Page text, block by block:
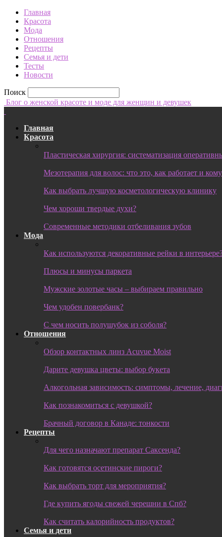
Главная
Красота
Мода
Отношения
Рецепты
Семья и дети
Тесты
Новости
Поиск
Блог о женской красоте и моде для женщин и девушек
Главная
Красота
Пластическая хирургия: систематизация
Мезотерапия для волос: что это, как работает и
Как выбрать лучшую косметологическую клинику
Чем хороши твердые духи?
Современные методики отбеливания зубов
Мода
Как используются декоративные рейки в
Плюсы и минусы паркета
Мужские золотые часы – выбираем правильно
Чем удобен повербанк?
С чем носить полушубок из соболя?
Отношения
Обзор контактных линз Acuvue Moist
Дарите девушка цветы: выбор букета
Алкогольная зависимость: симптомы, лечение,
Как познакомиться с девушкой?
Брачный договор в Канаде: тонкости
Рецепты
Для чего назначают препарат Саксенда?
Как готовятся осетинские пироги?
Как выбрать торт для мероприятия?
Где купить ягоды свежей черешни в Спб?
Как считать калорийность продуктов?
Семья и дети